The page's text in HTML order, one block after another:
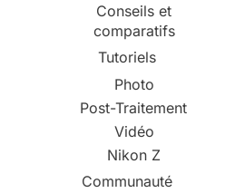
Conseils et
comparatifs
Tutoriels
Photo
Post-Traitement
Vidéo
Nikon Z
Communauté